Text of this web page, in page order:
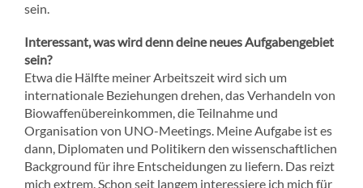
sein.
Interessant, was wird denn deine neues Aufgabengebiet
sein?
Etwa die Hälfte meiner Arbeitszeit wird sich um
internationale Beziehungen drehen, das Verhandeln von
Biowaffenübereinkommen, die Teilnahme und
Organisation von UNO-Meetings. Meine Aufgabe ist es
dann, Diplomaten und Politikern den wissenschaftlichen
Background für ihre Entscheidungen zu liefern. Das reizt
mich extrem. Schon seit langem interessiere ich mich für